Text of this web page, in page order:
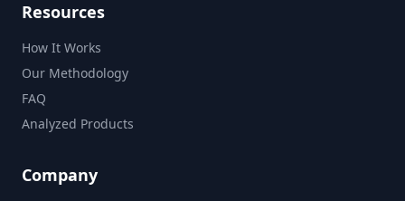
Resources
How It Works
Our Methodology
FAQ
Analyzed Products
Company